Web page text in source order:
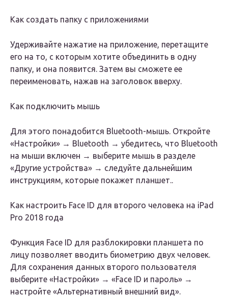
Как создать папку с приложениями
Удерживайте нажатие на приложение, перетащите
его на то, с которым хотите объединить в одну
папку, и она появится. Затем вы сможете ее
переименовать, нажав на заголовок вверху.
Как подключить мышь
Для этого понадобится Bluetooth-мышь. Откройте
«Настройки» → Bluetooth → убедитесь, что Bluetooth
на мыши включен → выберите мышь в разделе
«Другие устройства» → следуйте дальнейшим
инструкциям, которые покажет планшет..
Как настроить Face ID для второго человека на iPad
Pro 2018 года
Функция Face ID для разблокировки планшета по
лицу позволяет вводить биометрию двух человек.
Для сохранения данных второго пользователя
выберите «Настройки» → «Face ID и пароль» →
настройте «Альтернативный внешний вид».